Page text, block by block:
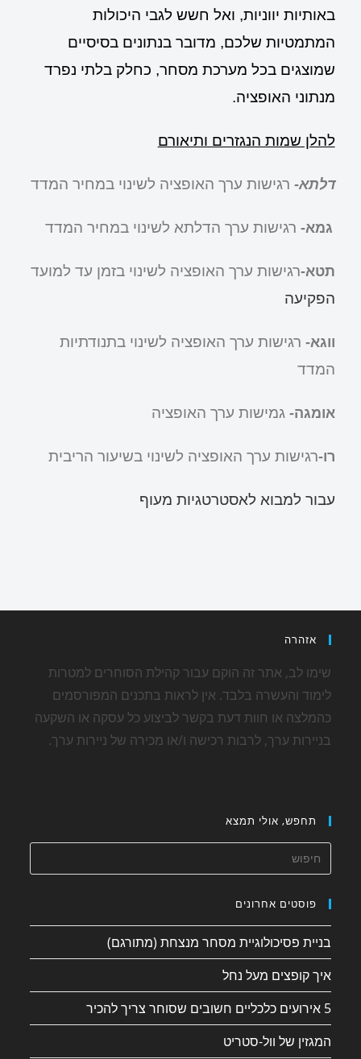
באותיות יווניות, ואל חשש לגבי היכולות
המתמטיות שלכם, מדובר בנתונים בסיסיים
שמוצגים בכל מערכת מסחר, כחלק בלתי נפרד
מנתוני האופציה.
להלן שמות הנגזרים ותיאורם
דלתא- רגישות ערך האופציה לשינוי במחיר המדד
גמא- רגישות ערך הדלתא לשינוי במחיר המדד
תטא-רגישות ערך האופציה לשינוי בזמן עד למועד
הפקיעה
ווגא- רגישות ערך האופציה לשינוי בתנודתיות
המדד
אומגה-גמישות ערך האופציה
רו-רגישות ערך האופציה לשינוי בשיעור הריבית
עבור למבוא לאסטרטגיות מעוף
אזהרה
שימו לב, אתר זה הוקם עבור קהילת הסוחרים למטרות
לימוד והעשרה בלבד. אין לראות בתכנים המפורסמים
כהמלצה או חוות דעת בקשר לביצוע כל עסקה או השקעה
בניירות ערך, לרבות רכישה ו/או מכירה של ניירות ערך.
תחפש, אולי תמצא
פוסטים אחרונים
בניית פסיכולוגיית מסחר מנצחת (מתורגם)
איך קופצים מעל נחל
5 אירועים כלכליים חשובים שסוחר צריך להכיר
המגזין של וול-סטריט